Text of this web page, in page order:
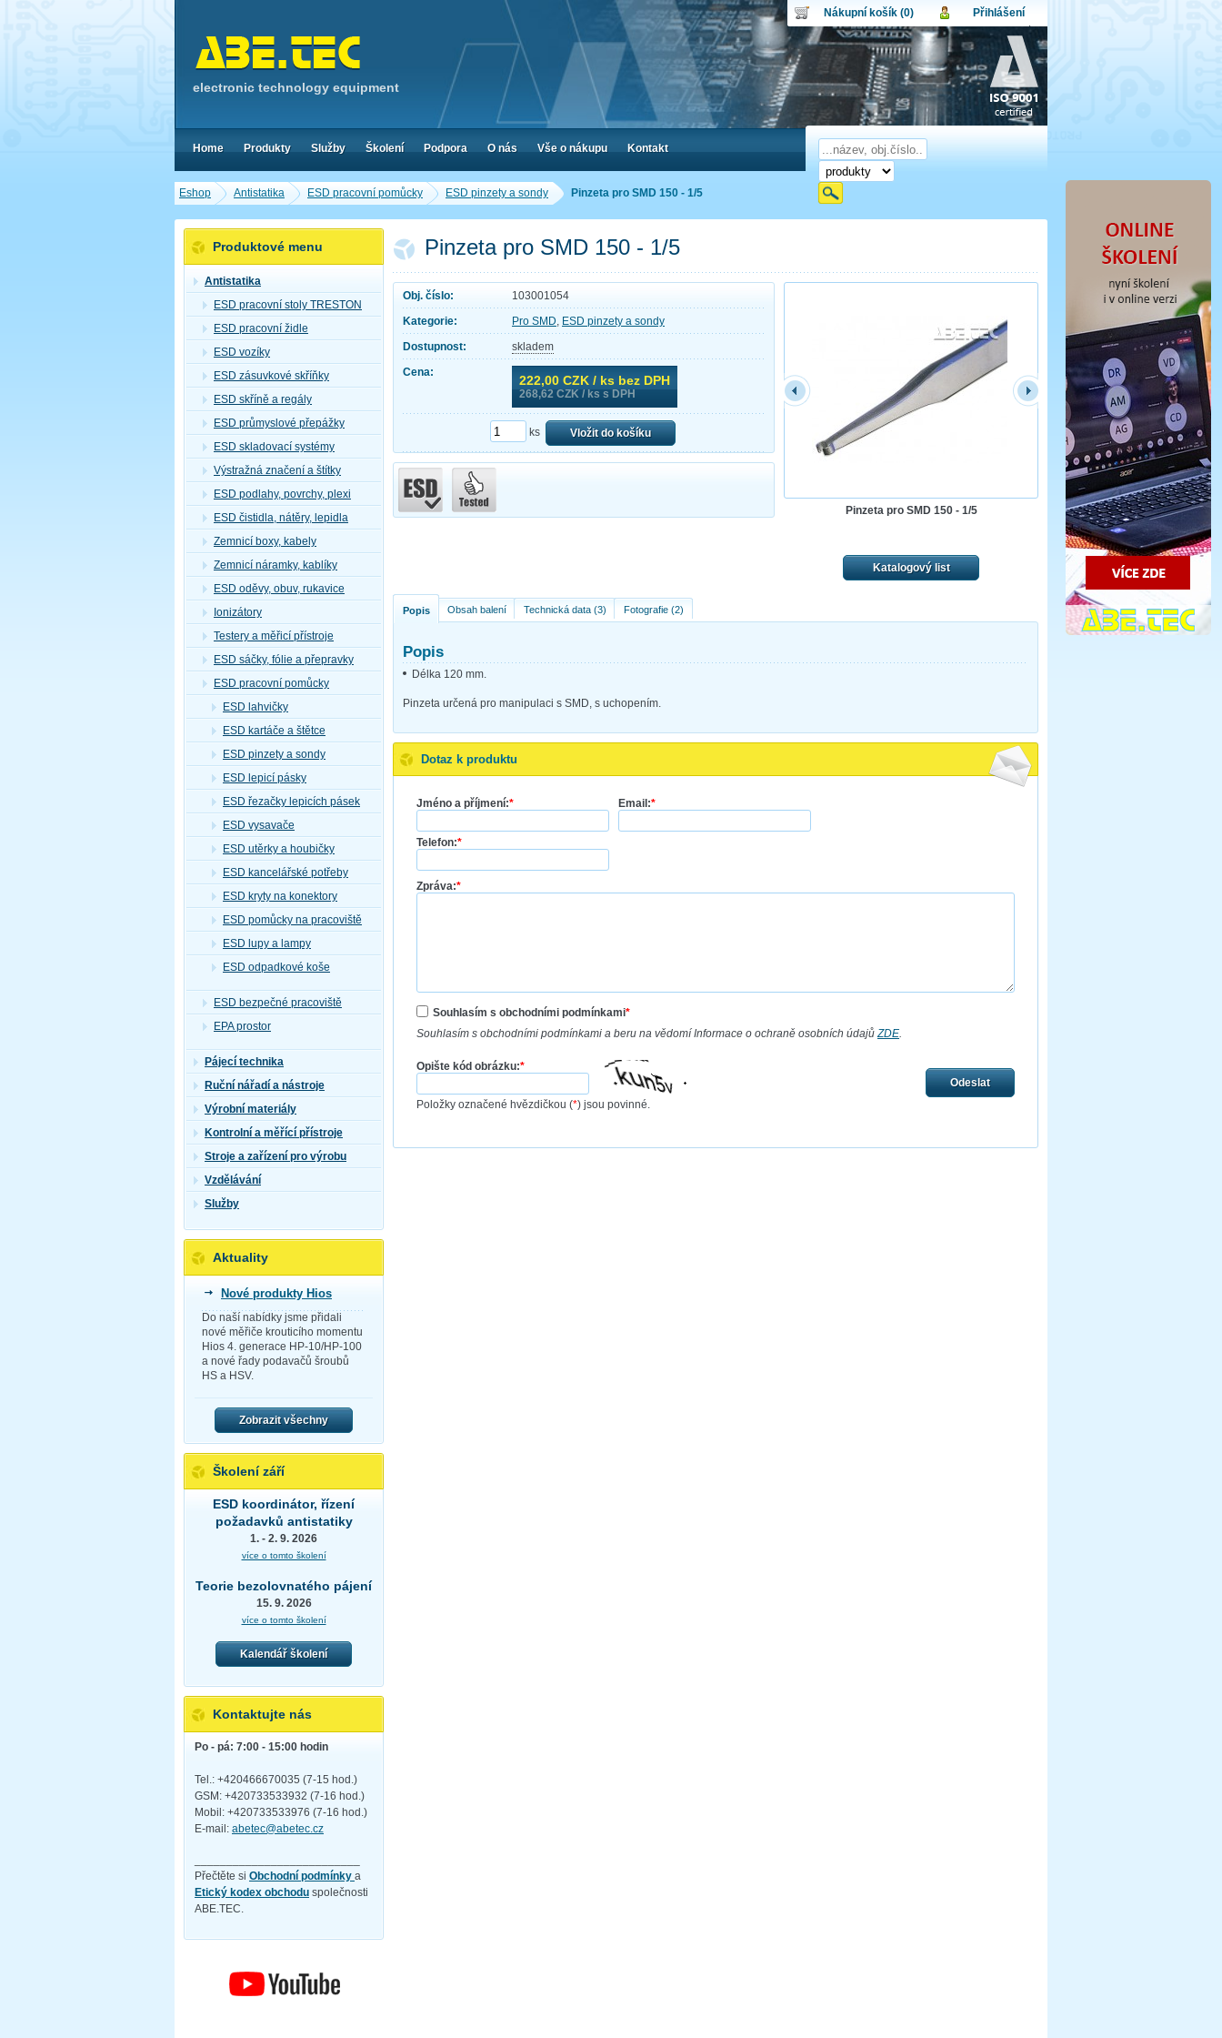
Eshop Antistatika ESD pracovní pomůcky ESD pinzety a sondy Pinzeta pro SMD 150 - 1/5
Pinzeta pro SMD 150 - 1/5
Obj. číslo:
103001054
Kategorie:
Pro SMD, ESD pinzety a sondy
Dostupnost:
skladem
Cena:
222,00 CZK / ks bez DPH
268,62 CZK / ks s DPH
ks Vložit do košíku
Pinzeta pro SMD 150 - 1/5
Katalogový list
Popis Obsah balení Technická data (3) Fotografie (2)
Popis
Délka 120 mm.
Pinzeta určená pro manipulaci s SMD, s uchopením.
Dotaz k produktu
Jméno a příjmení:* Email:*
Telefon:*
Zpráva:*
Souhlasím s obchodními podmínkami*
Souhlasím s obchodními podmínkami a beru na vědomí Informace o ochraně osobních údajů ZDE
Opište kód obrázku:*
Položky označené hvězdičkou (*) jsou povinné.
Odeslat
Produktové menu
Antistatika
ESD pracovní stoly TRESTON
ESD pracovní židle
ESD vozíky
ESD zásuvkové skříňky
ESD skříně a regály
ESD průmyslové přepážky
ESD skladovací systémy
Výstražná značení a štítky
ESD podlahy, povrchy, plexi
ESD čistidla, nátěry, lepidla
Zemnicí boxy, kabely
Zemnicí náramky, kablíky
ESD oděvy, obuv, rukavice
Ionizátory
Testery a měřicí přístroje
ESD sáčky, fólie a přepravky
ESD pracovní pomůcky
ESD lahvičky
ESD kartáče a štětce
ESD pinzety a sondy
ESD lepicí pásky
ESD řezačky lepicích pásek
ESD vysavače
ESD utěrky a houbičky
ESD kancelářské potřeby
ESD kryty na konektory
ESD pomůcky na pracoviště
ESD lupy a lampy
ESD odpadkové koše
ESD bezpečné pracoviště
EPA prostor
Pájecí technika
Ruční nářadí a nástroje
Výrobní materiály
Kontrolní a měřící přístroje
Stroje a zařízení pro výrobu
Vzdělávání
Služby
Aktuality
Nové produkty Hios
Do naší nabídky jsme přidali
nové měřiče krouticího momentu
Hios 4. generace HP-10/HP-100
a nové řady podavačů šroubů
HS a HSV.
Zobrazit všechny
Školení září
ESD koordinátor, řízení
požadavků antistatiky
1. - 2. 9. 2026
více o tomto školení
Teorie bezolovnatého pájení
15. 9. 2026
více o tomto školení
Kalendář školení
Kontaktujte nás
Po - pá: 7:00 - 15:00 hodin
Tel.: +420466670035 (7-15 hod.)
GSM: +420733533932 (7-16 hod.)
Mobil: +420733533976 (7-16 hod.)
E-mail: abetec@abetec.cz
Přečtěte si Obchodní podmínky a
Etický kodex obchodu společnosti
ABE.TEC.
electronic technology equipment
Nákupní košík (0)
Nákupní košík je momentálně prázdný.
Obsah košíku
Počet produktů:0
Cena celkem:
0,00 CZK
Přihlášení
Uživatel:
Heslo:
Přihlásit
Zapomenuté heslo Nová registrace
Home Produkty Služby Školení Podpora O nás Vše o nákupu Kontakt